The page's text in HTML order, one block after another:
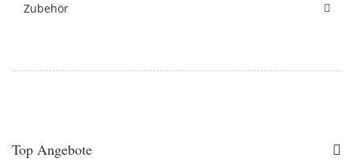
Zubehör
Top Angebote